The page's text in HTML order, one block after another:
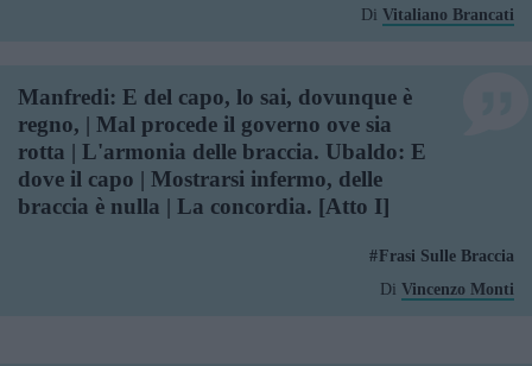
Di Vitaliano Brancati
Manfredi: E del capo, lo sai, dovunque è
regno, | Mal procede il governo ove sia
rotta | L'armonia delle braccia. Ubaldo: E
dove il capo | Mostrarsi infermo, delle
braccia è nulla | La concordia. [Atto I]
Frasi Sulle Braccia
Di Vincenzo Monti